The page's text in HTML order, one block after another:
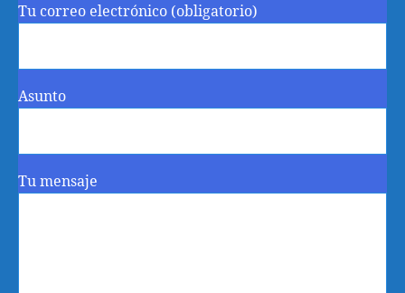
Tu correo electrónico (obligatorio)
Asunto
Tu mensaje